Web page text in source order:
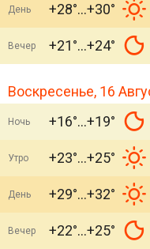
День +28° +30°
Вечер +21° +24°
Воскресенье, 16
Ночь +16° +19°
Утро +23° +25°
День +29° +32°
Вечер +22° +25°